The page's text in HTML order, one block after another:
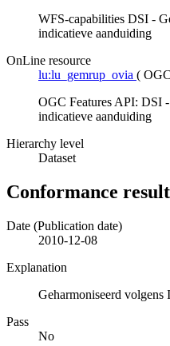
WFS-capabilities DSI -
indicatieve aanduiding
OnLine resource
lu:lu_gemrup_ovia (
OGC Features API: DSI
indicatieve aanduiding
Hierarchy level
Dataset
Conformance result
Date (Publication date)
2010-12-08
Explanation
Geharmoniseerd
Pass
No